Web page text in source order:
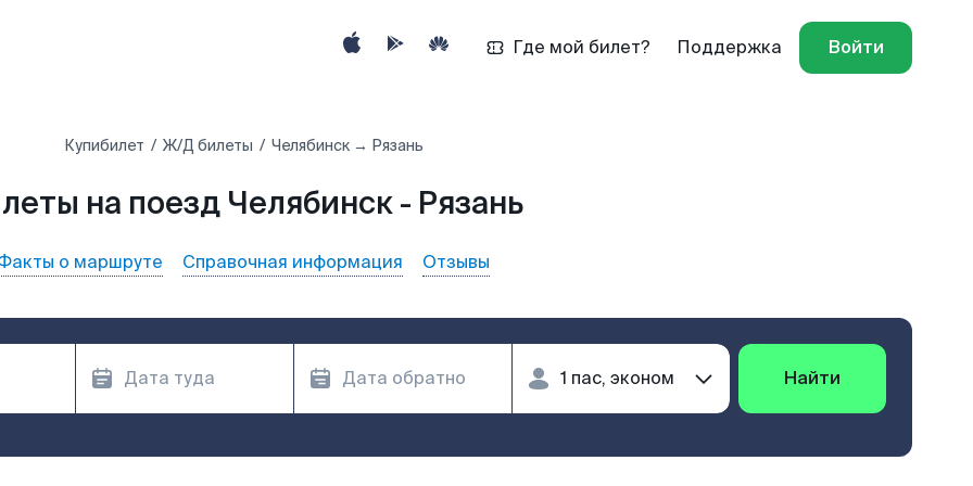
Где мой билет? Поддержка Войти
Купибилет Ж/Д билеты Челябинск → Рязань
на поезд Челябинск - Рязань
о маршруте Справочная информация Отзывы
Найти